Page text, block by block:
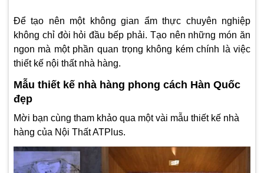
Để tạo nên một không gian ẩm thực chuyên nghiệp
không chỉ đòi hỏi đầu bếp phải. Tạo nên những món ăn
ngon mà một phần quan trọng không kém chính là việc
thiết kế nội thất nhà hàng.
Mẫu thiết kế nhà hàng phong cách Hàn Quốc
đẹp
Mời bạn cùng tham khảo qua một vài mẫu thiết kế nhà
hàng của Nội Thất ATPlus.